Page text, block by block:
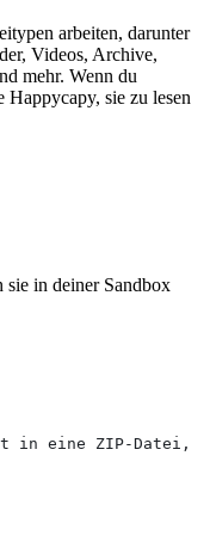
arbeiten, darunter
Videos, Archive,
mehr. Wenn du
sie zu lesen
sie in deiner Sandbox
in eine ZIP-Datei,